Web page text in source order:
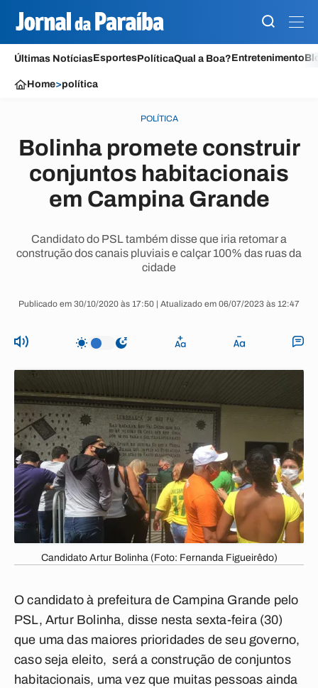
Últimas NotíciasEsportesPolíticaQual a Boa?Entretenimento
Home>política
POLÍTICA
Bolinha promete construir
conjuntos habitacionais
em Campina Grande
Candidato do PSL também disse que iria retomar a
construção dos canais pluviais e calçar 100% das ruas da
cidade
Publicado em 30/10/2020 às 17:50 | Atualizado em 06/07/2023 às 12:47
Candidato Artur Bolinha (Foto: Fernanda Figueirêdo)
O candidato à prefeitura de Campina Grande pelo
PSL, Artur Bolinha, disse nesta sexta-feira (30)
que uma das maiores prioridades de seu governo,
caso seja eleito, será a construção de conjuntos
habitacionais, uma vez que muitas pessoas ainda